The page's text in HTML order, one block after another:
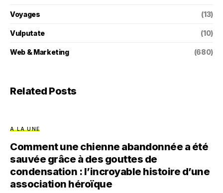
Voyages (13)
Vulputate (10)
Web & Marketing (680)
Related Posts
A LA UNE
Comment une chienne abandonnée a été
sauvée grâce à des gouttes de
condensation : l’incroyable histoire d’une
association héroïque